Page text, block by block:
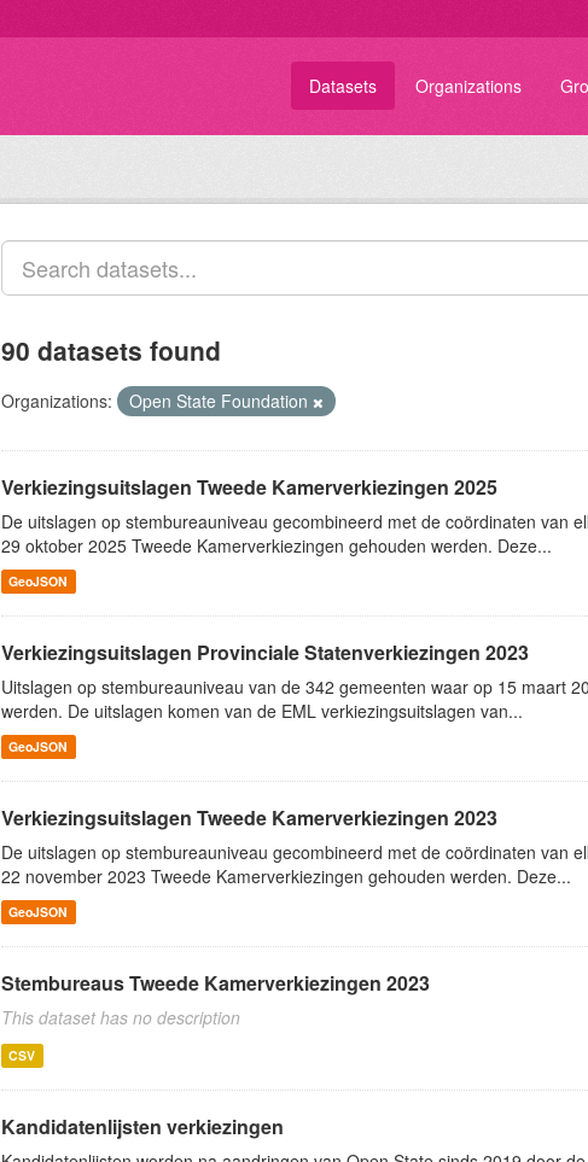
Datasets Organizations
90 datasets found
Organizations: Open State Foundation
Verkiezingsuitslagen Tweede Kamerverkiezingen 2025
De uitslagen op stembureauniveau gecombineerd met de coördinaten van
29 oktober 2025 Tweede Kamerverkiezingen gehouden werden. Deze...
GeoJSON
Verkiezingsuitslagen Provinciale Statenverkiezingen 2023
Uitslagen op stembureauniveau van de 342 gemeenten waar op 15 maart
werden. De uitslagen komen van de EML verkiezingsuitslagen van...
GeoJSON
Verkiezingsuitslagen Tweede Kamerverkiezingen 2023
De uitslagen op stembureauniveau gecombineerd met de coördinaten van
22 november 2023 Tweede Kamerverkiezingen gehouden werden. Deze...
GeoJSON
Stembureaus Tweede Kamerverkiezingen 2023
This dataset has no description
CSV
Kandidatenlijsten verkiezingen